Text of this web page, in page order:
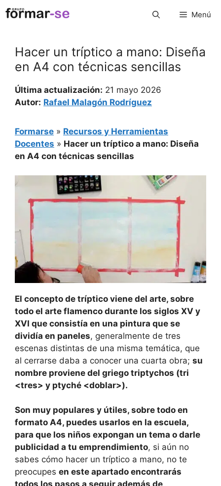
Saltar
al
Menú
Hacer un tríptico a mano: Diseña
en A4 con técnicas sencillas
Última actualización: 21 mayo 2026
Autor: Rafael Malagón Rodríguez
Formarse » Recursos y Herramientas
Docentes » Hacer un tríptico a mano: Diseña
en A4 con técnicas sencillas
El concepto de tríptico viene del arte, sobre
todo el arte flamenco durante los siglos XV y
XVI que consistía en una pintura que se
dividía en paneles, generalmente de tres
escenas distintas de una misma temática, que
al cerrarse daba a conocer una cuarta obra; su
nombre proviene del griego triptychos (tri
<tres> y ptyché <doblar>).
Son muy populares y útiles, sobre todo en
formato A4, puedes usarlos en la escuela,
para que los niños expongan un tema o darle
publicidad a tu emprendimiento, si aún no
sabes cómo hacer un tríptico a mano, no te
preocupes en este apartado encontrarás